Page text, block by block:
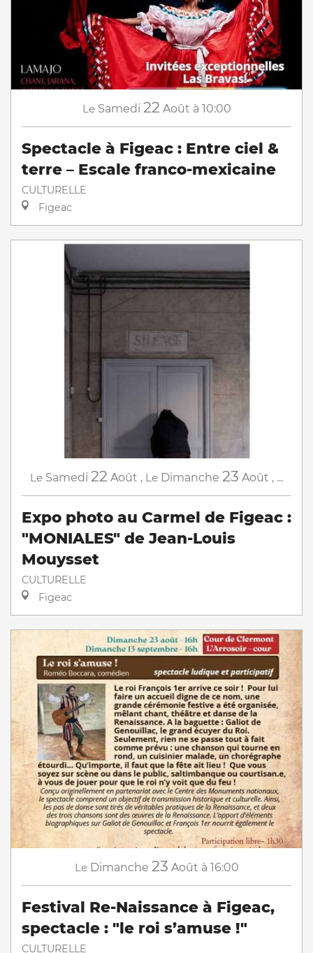
Le Samedi 22 Août à 10:00
Spectacle à Figeac : Entre ciel &
terre – Escale franco-mexicaine
CULTURELLE
Figeac
Le Samedi 22 Août , Le Dimanche 23 Août , ...
Expo photo au Carmel de Figeac :
"MONIALES" de Jean-Louis
Mouysset
CULTURELLE
Figeac
Le Dimanche 23 Août à 16:00
Festival Re-Naissance à Figeac,
spectacle : "le roi s’amuse !"
CULTURELLE